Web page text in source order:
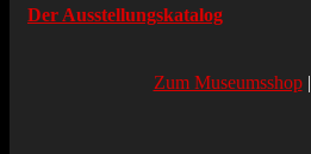
Der Ausstellungskatalog
Zum Museumsshop|